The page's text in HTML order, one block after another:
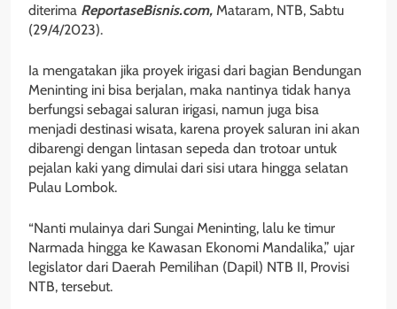
diterima ReportaseBisnis.com, Mataram, NTB, Sabtu
(29/4/2023).
Ia mengatakan jika proyek irigasi dari bagian Bendungan
Meninting ini bisa berjalan, maka nantinya tidak hanya
berfungsi sebagai saluran irigasi, namun juga bisa
menjadi destinasi wisata, karena proyek saluran ini akan
dibarengi dengan lintasan sepeda dan trotoar untuk
pejalan kaki yang dimulai dari sisi utara hingga selatan
Pulau Lombok.
“Nanti mulainya dari Sungai Meninting, lalu ke timur
Narmada hingga ke Kawasan Ekonomi Mandalika,” ujar
legislator dari Daerah Pemilihan (Dapil) NTB II, Provisi
NTB, tersebut.